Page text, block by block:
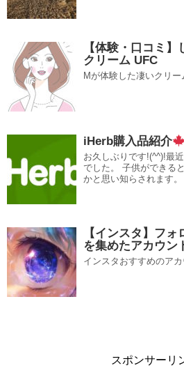
【体験・口コミ
クリーム UFC
Mが体験した凄いクリー
iHerb購入品紹介
お久しぶりです!(^^)!最
でした。 子供ができる
かと思い知らされます
【インスタ】フ
を集めたアカウン
インスタおすすめのアカ
スポンサーリ